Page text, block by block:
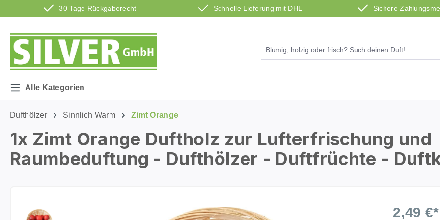
30 Tage Rückgaberecht Schnelle Lieferung mit DHL Sichere
Hauptinhalt springen
Zur Suche springen
Zur Hauptnavigation springen
Alle Kategorien
Dufthölzer Sinnlich Warm Zimt Orange
1x Zimt Orange Duftholz zur Lufterfrischung und
Raumbeduftung - Dufthölzer - Duftfrüchte -
Bildergalerie überspringen 2,49 €*